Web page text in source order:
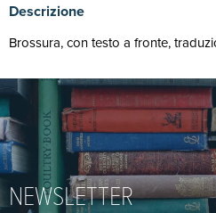
Descrizione
Brossura, con testo a fronte,
NEWSLETTER